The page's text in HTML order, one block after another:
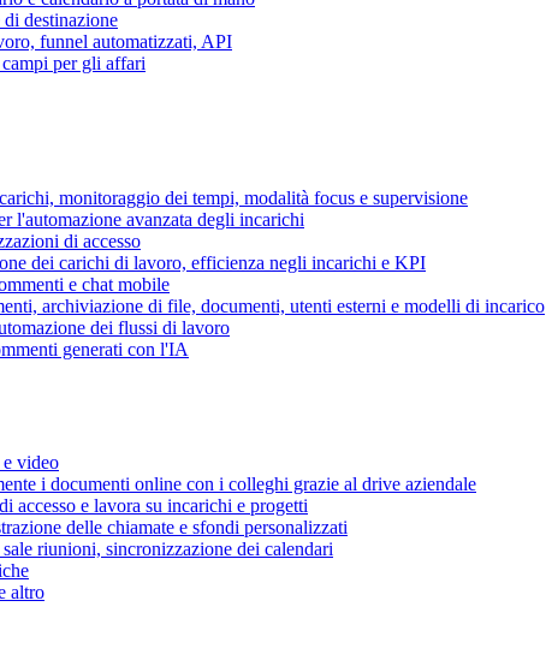
destinazione
funnel automatizzati, API
per gli affari
monitoraggio dei tempi, modalità focus e supervisione
l'automazione avanzata degli incarichi
di accesso
dei carichi di lavoro, efficienza negli incarichi e KPI
e chat mobile
archiviazione di file, documenti, utenti esterni e modelli di incarico
dei flussi di lavoro
generati con l'IA
video
i documenti online con i colleghi grazie al drive aziendale
accesso e lavora su incarichi e progetti
delle chiamate e sfondi personalizzati
riunioni, sincronizzazione dei calendari
altro